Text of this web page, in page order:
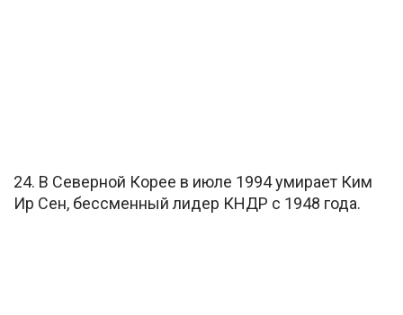
24. В Северной Корее в июле 1994 умирает Ким
Ир Сен, бессменный лидер КНДР с 1948 года.